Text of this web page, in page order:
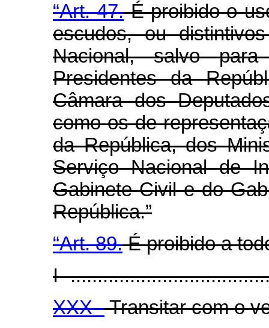
“Art. 47.É proibido o
escudos, ou
Nacional, salvo
Presidentes da
Câmara dos
como os de
da República, dos
Serviço Nacional de
Gabinete Civil e do
República.”
“Art. 89.É proibido a
I -
XXX -Transitar com o